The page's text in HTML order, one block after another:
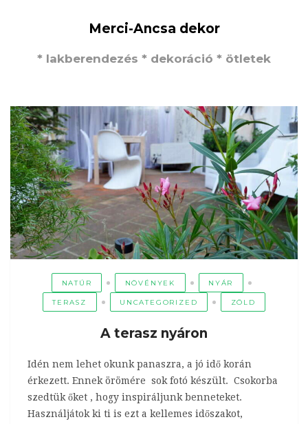
Merci-Ancsa dekor
* lakberendezés * dekoráció * ötletek
NATÚR NÖVÉNYEK NYÁR
TERASZ UNCATEGORIZED ZÖLD
A terasz nyáron
Idén nem lehet okunk panaszra, a jó idő korán
érkezett. Ennek örömére sok fotó készült. Csokorba
szedtük őket , hogy inspiráljunk benneteket.
Használjátok ki ti is ezt a kellemes időszakot,